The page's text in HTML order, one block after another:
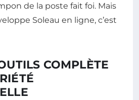
de la poste fait foi. Mais
Soleau en ligne, c’est
COMPLÈTE